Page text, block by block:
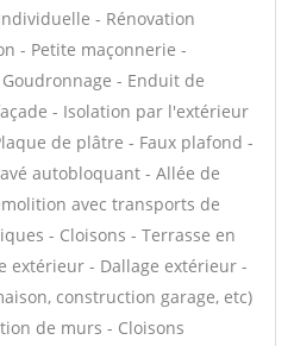
- Rénovation
- Petite maçonnerie -
- Enduit de
- Isolation par l'extérieur
de plâtre - Faux plafond -
autobloquant - Allée de
avec transports de
- Cloisons - Terrasse en
extérieur - Dallage extérieur -
construction garage, etc)
de murs - Cloisons